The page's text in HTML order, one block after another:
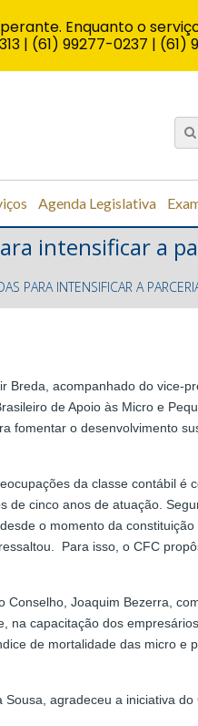
Agenda Legislativa
intensificar a
PARA INTENSIFICAR A
Breda, acompanhado do
de Apoio às Micro e
fomentar o desenvolvimento
da classe contábil
cinco anos de atuação.
o momento da
Para isso, o CFC
Joaquim Bezerra,
na capacitação dos
de mortalidade das micro
agradeceu a iniciativa
Enquanto o
| (61) 99277-0237 | (61)